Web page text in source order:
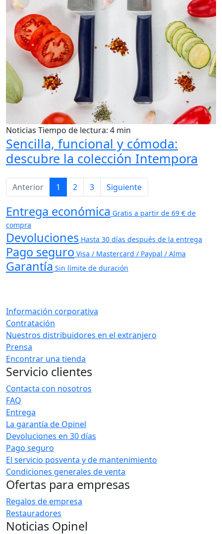
Noticias Tiempo de lectura: 4 min
Sencilla, funcional y cómoda:
descubre la colección Intempora
Anterior 1 2 3 Siguiente
Entrega económica Gratis a partir de 69 € de
compra
Devoluciones Hasta 30 días después de la entrega
Pago seguro Visa / Mastercard / Paypal / Alma
Garantía Sin límite de duración
Información corporativa
Contratación
Nuestros distribuidores en el extranjero
Prensa
Encontrar una tienda
Servicio clientes
Contacta con nosotros
FAQ
Entrega
La garantía de Opinel
Devoluciones en 30 días
Pago seguro
El servicio posventa y de mantenimiento
Condiciones generales de venta
Ofertas para empresas
Regalos de empresa
Restauradores
Noticias Opinel